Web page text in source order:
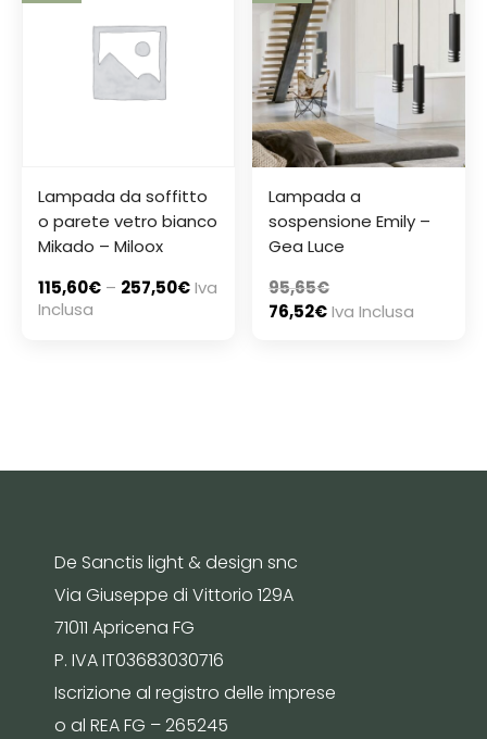
Lampada da soffitto
o parete vetro bianco
Mikado – Miloox
115,60€ – 257,50€Iva
Inclusa
Lampada a
sospensione Emily –
Gea Luce
95,65€
76,52€Iva Inclusa
De Sanctis light & design snc
Via Giuseppe di Vittorio 129A
71011 Apricena FG
P. IVA IT03683030716
Iscrizione al registro delle imprese
o al REA FG – 265245